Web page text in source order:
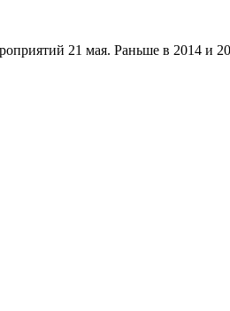
21 мая. Раньше в 2014 и